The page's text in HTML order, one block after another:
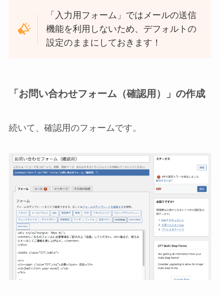
「入力用フォーム」ではメールの送信
機能を利用しないため、デフォルトの
設定のままにしておきます！
「お問い合わせフォーム（確認用）」の作成
続いて、確認用のフォームです。